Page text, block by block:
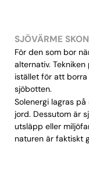
SJÖVÄRME
För den som bor
alternativ.
istället för att
sjöbotten.
Solenergi lagras
jord. Dessutom är
utsläpp eller
naturen är faktiskt